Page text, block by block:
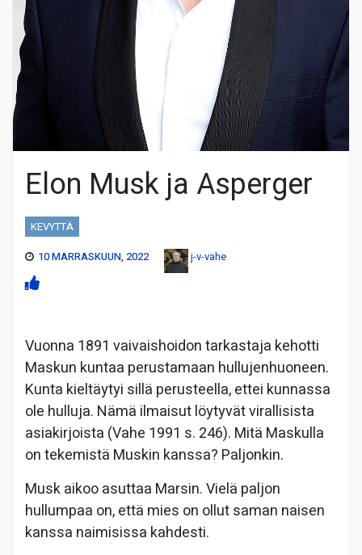
Elon Musk ja Asperger
KEVYTTÄ
10 MARRASKUUN, 2022
j-v-vahe
Vuonna 1891 vaivaishoidon tarkastaja kehotti
Maskun kuntaa perustamaan hullujenhuoneen.
Kunta kieltäytyi sillä perusteella, ettei kunnassa
ole hulluja. Nämä ilmaisut löytyvät virallisista
asiakirjoista (Vahe 1991 s. 246). Mitä Maskulla
on tekemistä Muskin kanssa? Paljonkin.
Musk aikoo asuttaa Marsin. Vielä paljon
hullumpaa on, että mies on ollut saman naisen
kanssa naimisissa kahdesti.